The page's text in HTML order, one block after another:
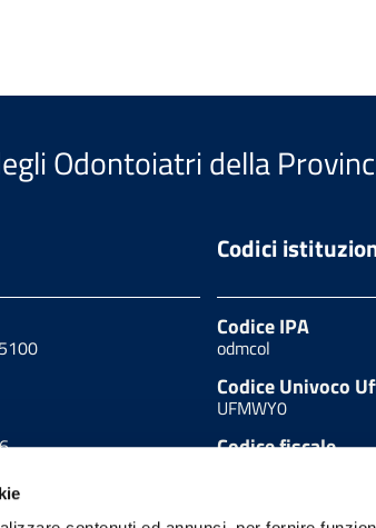
Odontoiatri della
Codici
Codice IPA
odmcol
Codice Univoco
UFMWY0
Codice fiscale